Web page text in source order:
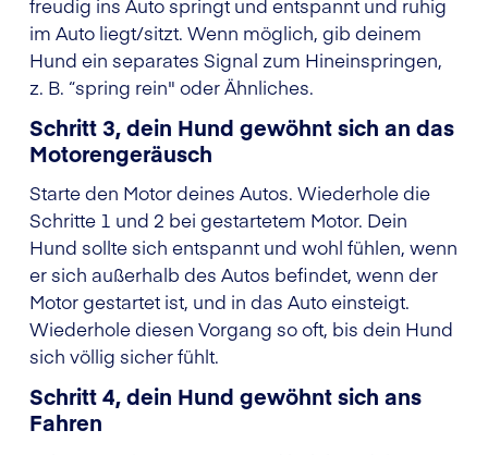
im Auto liegt/sitzt. Wenn möglich, gib deinem
Hund ein separates Signal zum Hineinspringen,
z. B. “spring rein" oder Ähnliches.
Schritt 3, dein Hund gewöhnt sich an das
Motorengeräusch
Starte den Motor deines Autos. Wiederhole die
Schritte 1 und 2 bei gestartetem Motor. Dein
Hund sollte sich entspannt und wohl fühlen, wenn
er sich außerhalb des Autos befindet, wenn der
Motor gestartet ist, und in das Auto einsteigt.
Wiederhole diesen Vorgang so oft, bis dein Hund
sich völlig sicher fühlt.
Schritt 4, dein Hund gewöhnt sich ans
Fahren